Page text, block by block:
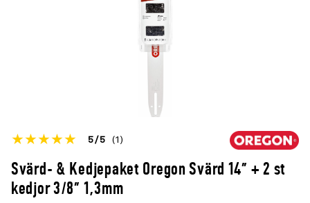
Svärd- & Kedjepaket Oregon Svärd 14" + 2 st
kedjor 3/8" 1,3mm
Betyget
denna
produkt
5 5 (1)
Öppna
recensioner